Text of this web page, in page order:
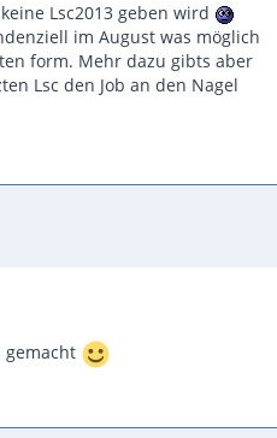
Lsc2013 geben wird
im August was möglich
form. Mehr dazu gibts aber
Lsc den Job an den Nagel
gemacht